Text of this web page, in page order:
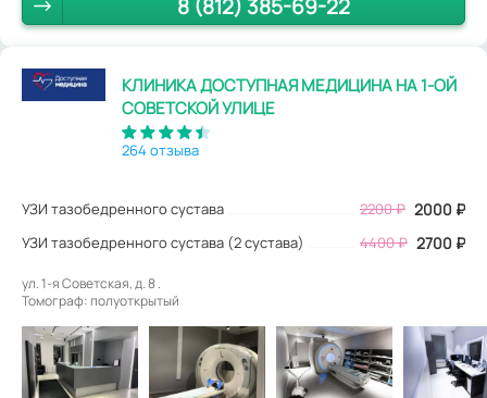
8 (812) 385-69-22
КЛИНИКА ДОСТУПНАЯ МЕДИЦИНА НА 1-ОЙ
СОВЕТСКОЙ УЛИЦЕ
264 отзыва
УЗИ тазобедренного сустава 2200₽ 2000 ₽
УЗИ тазобедренного сустава (2 сустава) 4400 ₽ 2700 ₽
ул. 1-я Советская, д. 8 .
Томограф: полуоткрытый